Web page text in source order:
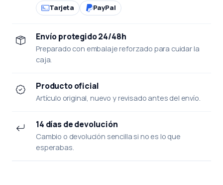
Tarjeta PayPal
Envío protegido 24/48h
Preparado con embalaje reforzado para cuidar la
caja.
Producto oficial
Artículo original, nuevo y revisado antes del envío.
14 días de devolución
Cambio o devolución sencilla si no es lo que
esperabas.